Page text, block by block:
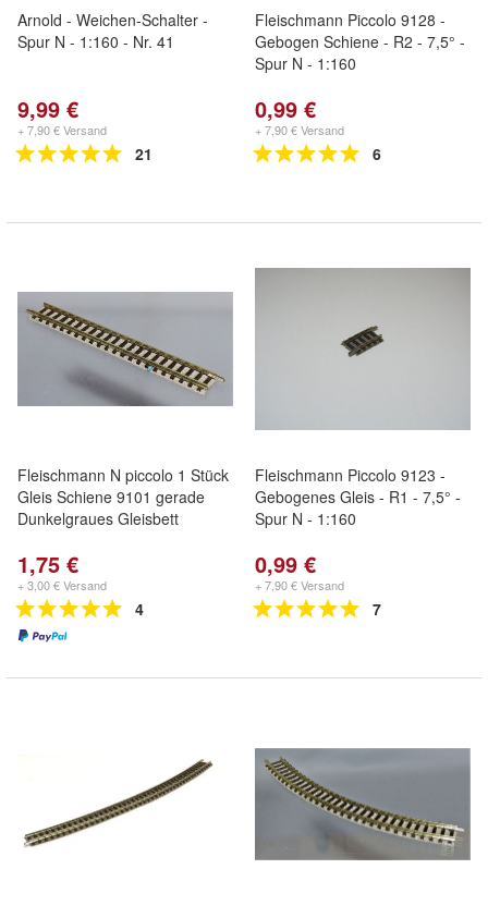
Arnold - Weichen-Schalter -
Spur N - 1:160 - Nr. 41
9,99 €
+ 7,90 € Versand
21
Fleischmann Piccolo 9128 -
Gebogen Schiene - R2 - 7,5° -
Spur N - 1:160
0,99 €
+ 7,90 € Versand
6
Fleischmann N piccolo 1 Stück
Gleis Schiene 9101 gerade
Dunkelgraues Gleisbett
1,75 €
+ 3,00 € Versand
4
Fleischmann Piccolo 9123 -
Gebogenes Gleis - R1 - 7,5° -
Spur N - 1:160
0,99 €
+ 7,90 € Versand
7